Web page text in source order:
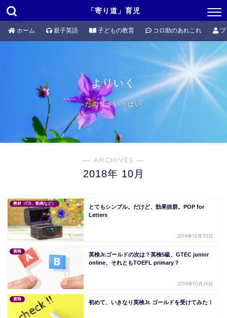
「寄り道」育児
ホーム 親子英語 子どもの教育 コロ助のあれこれ
よりいく
たのしさいっぱい
― ARCHIVES ―
2018年 10月
教材（CD、動画など）
とてもシンプル。だけど、効果抜群。POP for
Letters
2018年10月30日
資格
英検Jr.ゴールドの次は？英検5級、GTEC junior
online、それともTOEFL primary？
2018年10月26日
資格
初めて、いきなり英検Jr. ゴールドを受けてみた！